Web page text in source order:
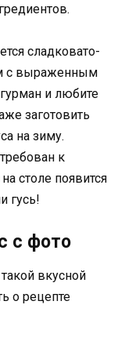
сладковато-
с выраженным
и любите
заготовить
на зиму.
к
столе появится
гусь!
с фото
вкусной
о рецепте